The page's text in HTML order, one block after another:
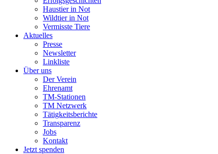
Haustier in Not
Wildtier in Not
Vermisste Tiere
Aktuelles
Presse
Newsletter
Linkliste
Über uns
Der Verein
Ehrenamt
TM-Stationen
TM Netzwerk
Tätigkeitsberichte
Transparenz
Jobs
Kontakt
Jetzt spenden